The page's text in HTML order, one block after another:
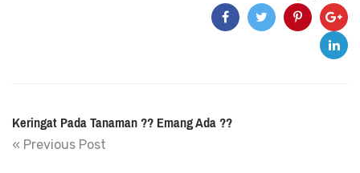
Keringat Pada Tanaman ?? Emang Ada ??
« Previous Post